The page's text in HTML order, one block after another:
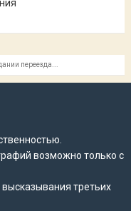
переезда...
возможно только с
высказывания третьих